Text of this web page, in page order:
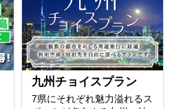
九州チョイスプラン
7県にそれぞれ魅力溢れるス